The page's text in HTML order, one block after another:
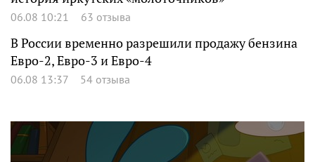
06.08 10:21 63 отзыва
В России временно разрешили продажу бензина
Евро-2, Евро-3 и Евро-4
06.08 13:37 54 отзыва